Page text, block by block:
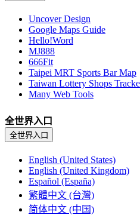
Uncover Design
Google Maps Guide
Hello!Word
MJ888
666Fit
Taipei MRT Sports Bar Map
Taiwan Lottery Shops
Many Web Tools
全世界入口
全世界入口
English (United States)
English (United Kingdom)
Español (España)
繁體中文 (台灣)
简体中文 (中国)